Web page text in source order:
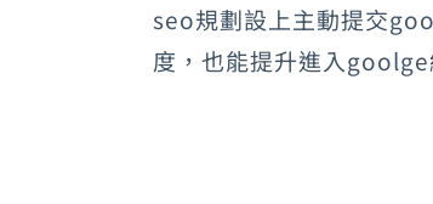
seo規劃設上主動提交
度，也能提升進入goolge